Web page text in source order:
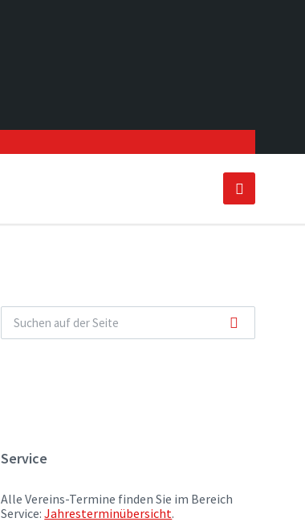
Service
Alle Vereins-Termine finden Sie im Bereich
Service:Jahresterminübersicht.